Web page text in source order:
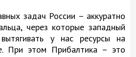
задач России – аккуратно
через которые западный
у нас ресурсы на
При этом Прибалтика – это